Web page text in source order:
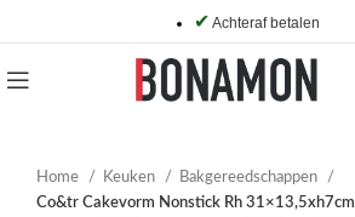
✔ Achteraf betalen
Home Keuken
Bakgereedschappen
Co&tr Cakevorm Nonstick Rh 31×13,5xh7cm